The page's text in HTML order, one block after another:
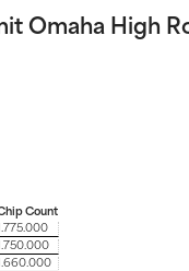
Omaha High
Count